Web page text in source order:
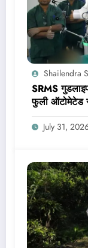
Shailendra
SRMS
फुली ऑटोमेटेड
July 31,